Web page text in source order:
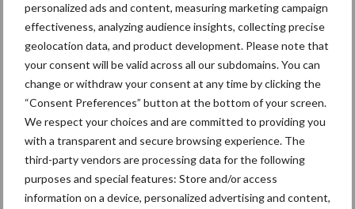
personalized ads and content, measuring marketing campaign
effectiveness, analyzing audience insights, collecting precise
geolocation data, and product development. Please note that
your consent will be valid across all our subdomains. You can
change or withdraw your consent at any time by clicking the
“Consent Preferences” button at the bottom of your screen.
We respect your choices and are committed to providing you
with a transparent and secure browsing experience. The
third-party vendors are processing data for the following
purposes and special features: Store and/or access
information on a device, personalized advertising and content,
Tot 5 ton per wiel om
ondergrondverdichting te
beperken
Jaarverslag 2025 Royal A-
ware: omzet groeit,
nettoresultaat daalt